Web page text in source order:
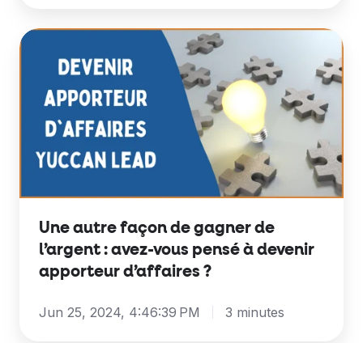
Une
gagner
de
l’argent
:
avez-
vous
pensé
devenir
Une autre façon de gagner de
l’argent : avez-vous pensé à devenir
apporteur d’affaires ?
Jun 25, 2024, 4:46:39 PM 3 minutes